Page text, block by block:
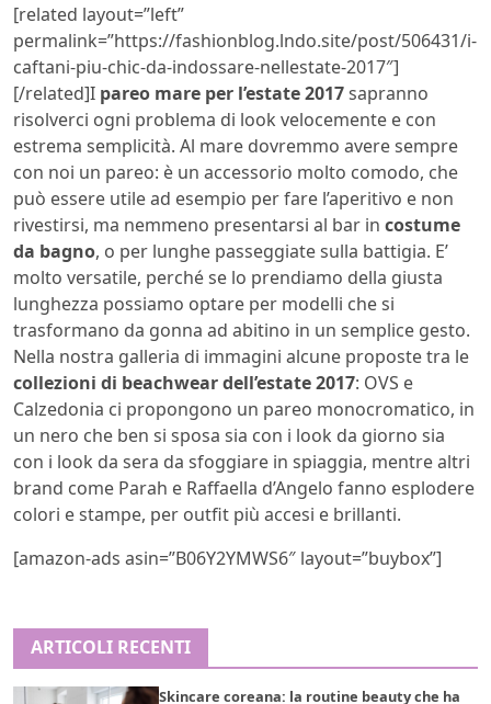
[related layout=”left”
permalink=”https://fashionblog.lndo.site/post/506431/i-
caftani-piu-chic-da-indossare-nellestate-2017″]
[/related]I pareo mare per l’estate 2017sapranno
risolverci ogni problema di look velocemente e con
estrema semplicità. Al mare dovremmo avere sempre
con noi un pareo: è un accessorio molto comodo, che
può essere utile ad esempio per fare l’aperitivo e non
rivestirsi, ma nemmeno presentarsi al bar in costume
da bagno, o per lunghe passeggiate sulla battigia. E’
molto versatile, perché se lo prendiamo della giusta
lunghezza possiamo optare per modelli che si
trasformano da gonna ad abitino in un semplice gesto.
Nella nostra galleria di immagini alcune proposte tra le
collezioni di beachwear dell’estate 2017: OVS e
Calzedonia ci propongono un pareo monocromatico, in
un nero che ben si sposa sia con i look da giorno sia
con i look da sera da sfoggiare in spiaggia, mentre altri
brand come Parah e Raffaella d’Angelo fanno esplodere
colori e stampe, per outfit più accesi e brillanti.
[amazon-ads asin=”B06Y2YMWS6″ layout=”buybox”]
ARTICOLI RECENTI
Skincare coreana: la routine beauty che ha